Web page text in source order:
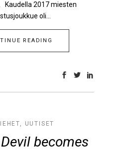
Kaudella 2017 miesten
oli...
READING
, UUTISET
becomes